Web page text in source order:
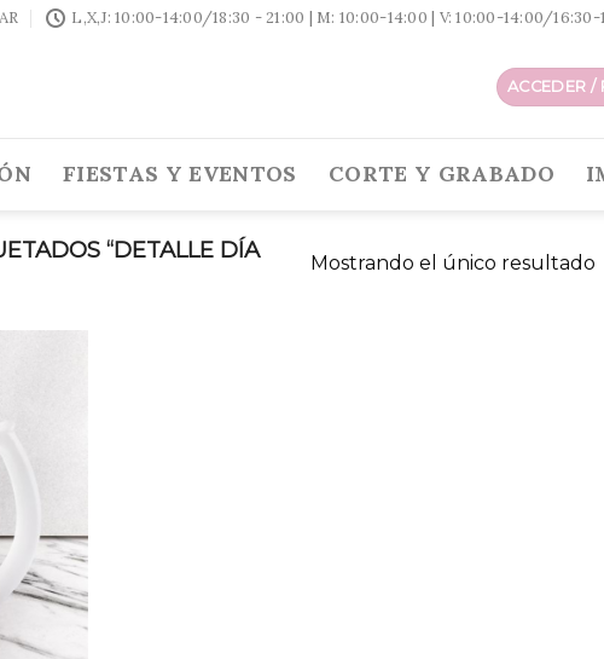
L,X,J: 10:00-14:00/18:30 - 21:00 | M: 10:00-14:00 | V: 10:00-14:00/16:30-
ACCEDER /
FIESTAS Y EVENTOS CORTE Y GRABADO
“DETALLE DÍA
Mostrando el único resultado